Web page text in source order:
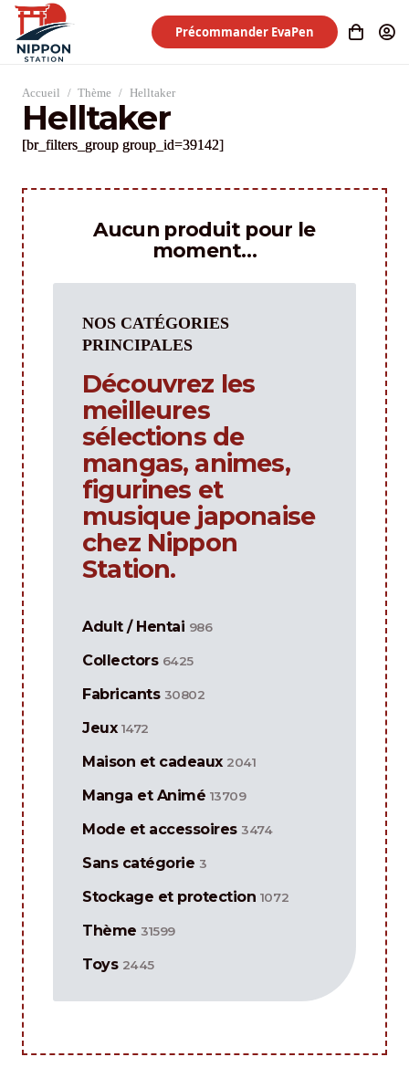
Précommander EvaPen
Accueil / Thème / Helltaker
Helltaker
[br_filters_group group_id=39142]
Aucun produit pour le
moment…
NOS CATÉGORIES
PRINCIPALES
Découvrez les
meilleures
sélections de
mangas, animes,
figurines et
musique japonaise
chez Nippon
Station.
Adult / Hentai 986
Collectors 6425
Fabricants 30802
Jeux 1472
Maison et cadeaux 2041
Manga et Animé 13709
Mode et accessoires 3474
Sans catégorie 3
Stockage et protection 1072
Thème 31599
Toys 2445